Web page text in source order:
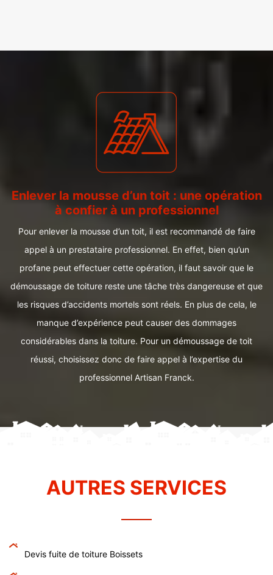
Enlever la mousse d’un toit : une opération
à confier à un professionnel
Pour enlever la mousse d’un toit, il est recommandé de faire
appel à un prestataire professionnel. En effet, bien qu’un
profane peut effectuer cette opération, il faut savoir que le
démoussage de toiture reste une tâche très dangereuse et que
les risques d’accidents mortels sont réels. En plus de cela, le
manque d’expérience peut causer des dommages
considérables dans la toiture. Pour un démoussage de toit
réussi, choisissez donc de faire appel à l’expertise du
professionnel Artisan Franck.
AUTRES SERVICES
Devis fuite de toiture Boissets